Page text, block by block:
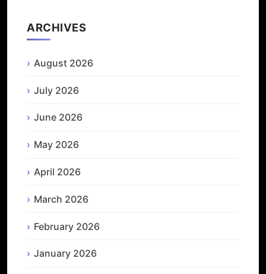
ARCHIVES
August 2026
July 2026
June 2026
May 2026
April 2026
March 2026
February 2026
January 2026